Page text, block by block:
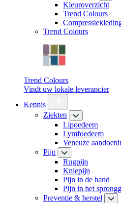
Kleuroverzicht
Trend Colours
Trend Colours
Trend Colours
Vindt uw lokale leverancier
Kennis
Ziekten
Lipoedeem
Lymfoedeem
Veneuze
Pijn
Rugpijn
Kniepijn
Pijn in de hand
Pijn in het
Preventie & herstel